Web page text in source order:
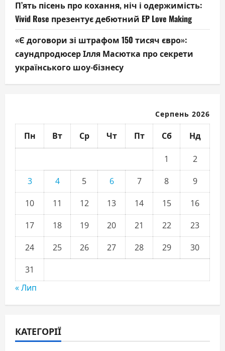
П’ять пісень про кохання, ніч і одержимість:
Vivid Rose презентує дебютний EP Love Making
«Є договори зі штрафом 150 тисяч євро»:
саундпродюсер Ілля Масютка про секрети
українського шоу-бізнесу
Серпень 2026
Пн Вт Ср Чт Пт Сб Нд
1
2
3
4 5 6 7 8
9
10
11 12 13 14 15
16
17
18 19 20 21 22
23
24
25 26 27 28 29
30
31
« Лип
КАТЕГОРІЇ